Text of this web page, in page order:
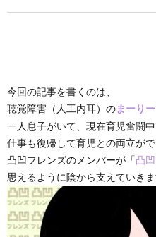
今回の記事を書くのは、
聴覚障害（人工内耳）の まーりー
一人息子がいて、現在育児奮闘中
仕事も復帰して育児との両立が
凸凹フレンズのメンバーが「凸
思えるように陰から支えていきま